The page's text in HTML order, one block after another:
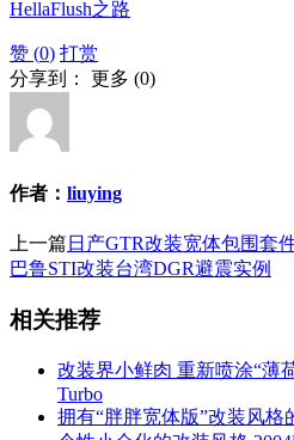
HellaFlush之路
赞 (0) 打赏
分享到： 更多 (0)
作者： liuying
上一篇 日产GTR改装宽体包围套
巴鲁STI改装台湾DGR避震实例
相关推荐
改装界小鲜肉 重新喷涂“薄
Turbo
拥有“胖胖宽体版”改装风格